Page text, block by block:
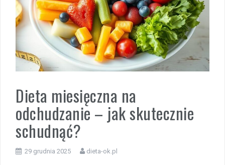
Dieta miesięczna na
odchudzanie – jak skutecznie
schudnąć?
29 grudnia 2025 dieta-ok.pl